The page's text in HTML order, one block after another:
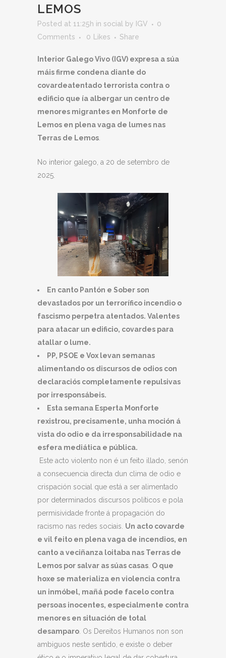
LEMOS
Posted at 11:25h in social by IGV
0
Comments
0 Likes Share
Interior Galego Vivo (IGV) expresa a súa
máis firme condena diante do
covardeatentado terrorista contra o
edificio que ía albergar un centro de
menores migrantes en Monforte de
Lemos en plena vaga de lumes nas
Terras de Lemos
No interior galego, a 20 de setembro de
2025.
En canto Pantón e Sober son
devastados por un terrorífico incendio o
fascismo perpetra atentados. Valentes
para atacar un edificio, covardes para
atallar o lume.
PP, PSOE e Vox levan semanas
alimentando os discursos de odios con
declaraciós completamente repulsivas
por irresponsábeis.
Esta semana Esperta Monforte
rexistrou, precisamente, unha moción á
vista do odio e da irresponsabilidade na
esfera mediática e pública.
Este acto violento non é un feito illado, senón
a consecuencia directa dun clima de odio e
crispación social que está a ser alimentado
por determinados discursos políticos e pola
permisividade fronte á propagación do
racismo nas redes sociais. Un acto covarde
e vil feito en plena vaga de incendios, en
canto a veciñanza loitaba nas Terras de
Lemos por salvar as súas casas. O que
hoxe se materializa en violencia contra
un inmóbel, mañá pode facelo contra
persoas inocentes, especialmente contra
menores en situación de total
desamparo. Os Dereitos Humanos non son
ambiguos neste sentido, e existe o deber